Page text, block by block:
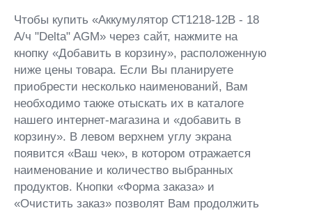
Чтобы купить «Аккумулятор СТ1218-12В - 18
А/ч "Delta" AGM» через сайт, нажмите на
кнопку «Добавить в корзину», расположенную
ниже цены товара. Если Вы планируете
приобрести несколько наименований, Вам
необходимо также отыскать их в каталоге
нашего интернет-магазина и «добавить в
корзину». В левом верхнем углу экрана
появится «Ваш чек», в котором отражается
наименование и количество выбранных
продуктов. Кнопки «Форма заказа» и
«Очистить заказ» позволят Вам продолжить